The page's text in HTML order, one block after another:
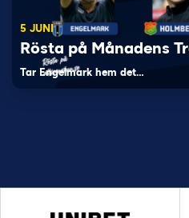
5 JUNI
Rösta på Månadens
Tar Engelmark hem det…